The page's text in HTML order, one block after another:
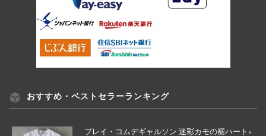
おすすめ・ベストセラーランキング
プレイ・コムデギャルソン 迷彩カモの裾ハート×